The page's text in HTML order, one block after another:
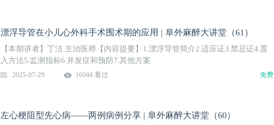
漂浮导管在小儿心外科手术围术期的应用 | 阜外麻醉大讲堂（61）
【本期讲者】丁洁 主治医师【内容提要】1.漂浮导管简介2.适应证3.禁忌证4.置
入方法5.监测指标6.并发症和预防7.其他方案
2025-07-29 16044 看过 免费
左心梗阻型先心病——两例病例分享 | 阜外麻醉大讲堂（60）